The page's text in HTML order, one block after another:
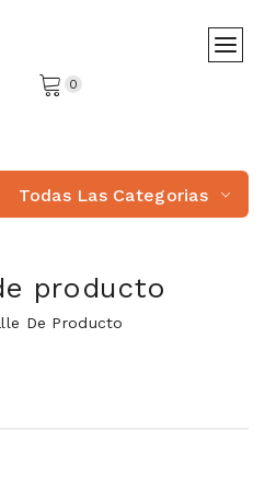
0
Todas Las Categorias
producto
De Producto